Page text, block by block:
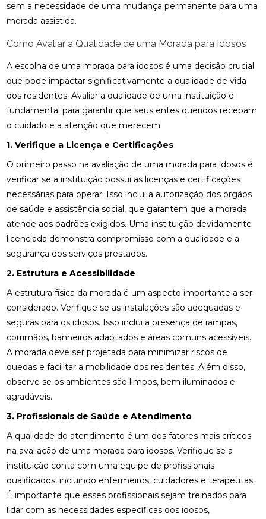
sem a necessidade de uma mudança permanente para uma
morada assistida.
Como Avaliar a Qualidade de uma Morada para Idosos
A escolha de uma morada para idosos é uma decisão crucial
que pode impactar significativamente a qualidade de vida
dos residentes. Avaliar a qualidade de uma instituição é
fundamental para garantir que seus entes queridos recebam
o cuidado e a atenção que merecem.
1. Verifique a Licença e Certificações
O primeiro passo na avaliação de uma morada para idosos é
verificar se a instituição possui as licenças e certificações
necessárias para operar. Isso inclui a autorização dos órgãos
de saúde e assistência social, que garantem que a morada
atende aos padrões exigidos. Uma instituição devidamente
licenciada demonstra compromisso com a qualidade e a
segurança dos serviços prestados.
2. Estrutura e Acessibilidade
A estrutura física da morada é um aspecto importante a ser
considerado. Verifique se as instalações são adequadas e
seguras para os idosos. Isso inclui a presença de rampas,
corrimãos, banheiros adaptados e áreas comuns acessíveis.
A morada deve ser projetada para minimizar riscos de
quedas e facilitar a mobilidade dos residentes. Além disso,
observe se os ambientes são limpos, bem iluminados e
agradáveis.
3. Profissionais de Saúde e Atendimento
A qualidade do atendimento é um dos fatores mais críticos
na avaliação de uma morada para idosos. Verifique se a
instituição conta com uma equipe de profissionais
qualificados, incluindo enfermeiros, cuidadores e terapeutas.
É importante que esses profissionais sejam treinados para
lidar com as necessidades específicas dos idosos,